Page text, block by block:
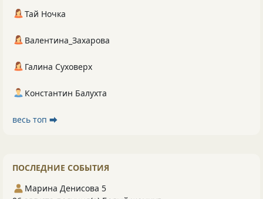
Тай Ночка
Валентина_Захарова
Галина Суховерх
Константин Балухта
весь топ ⮕
ПОСЛЕДНИЕ СОБЫТИЯ
Марина Денисова 5